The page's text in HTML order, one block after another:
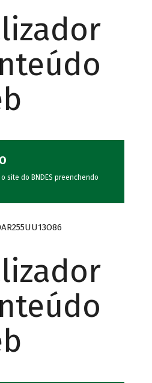
site do BNDES preenchendo